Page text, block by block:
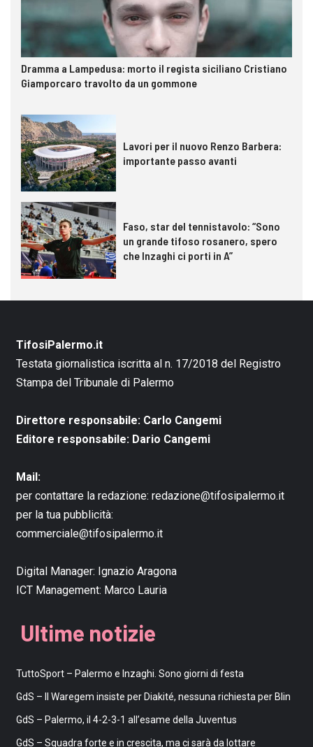
Dramma a Lampedusa: morto il regista siciliano Cristiano
Giamporcaro travolto da un gommone
Lavori per il nuovo Renzo Barbera:
importante passo avanti
Faso, star del tennistavolo: “Sono
un grande tifoso rosanero, spero
che Inzaghi ci porti in A”
TifosiPalermo.it
Testata giornalistica iscritta al n. 17/2018 del Registro
Stampa del Tribunale di Palermo
Direttore responsabile: Carlo Cangemi
Editore responsabile: Dario Cangemi
Mail:
per contattare la redazione: redazione@tifosipalermo.it
per la tua pubblicità:
commerciale@tifosipalermo.it
Digital Manager: Ignazio Aragona
ICT Management: Marco Lauria
Ultime notizie
TuttoSport – Palermo e Inzaghi. Sono giorni di festa
GdS – Il Waregem insiste per Diakité, nessuna richiesta per Blin
GdS – Palermo, il 4-2-3-1 all’esame della Juventus
GdS – Squadra forte e in crescita, ma ci sarà da lottare